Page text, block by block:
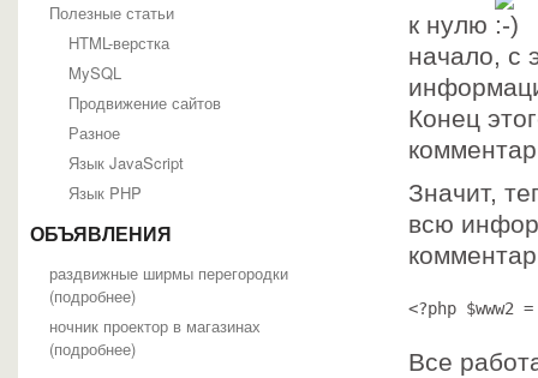
Полезные статьи
HTML-верстка
MySQL
Продвижение сайтов
Разное
Язык JavaScript
Язык PHP
ОБЪЯВЛЕНИЯ
раздвижные ширмы перегородки
(подробнее)
ночник проектор в магазинах
(подробнее)
к нулю
начало, с
Конец
Значит,
всю
<?php
Все